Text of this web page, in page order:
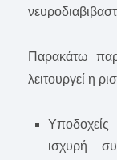
Παρακάτω
λειτουργεί η
ισχυρή